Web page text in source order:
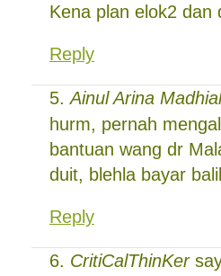
Kena plan elok2 dan
Reply
Ainul Arina
hurm, pernah
bantuan wang dr
duit, blehla bayar
Reply
CritiCalThinKer